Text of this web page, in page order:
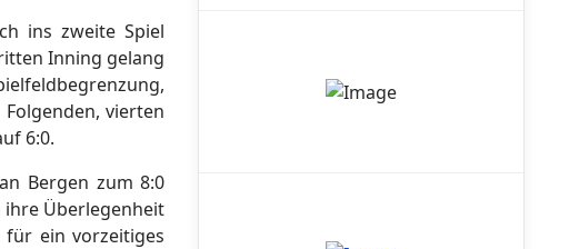
ins zweite Spiel
Inning gelang
vierten
6:0.
Bergen zum 8:0
ihre Überlegenheit
für ein vorzeitiges